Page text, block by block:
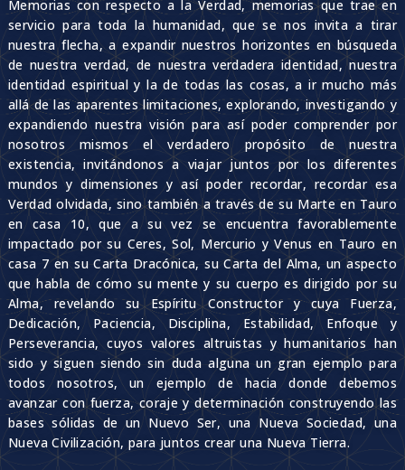
Memorias con respecto a la Verdad, memorias que trae en
servicio para toda la humanidad, que se nos invita a tirar
nuestra flecha, a expandir nuestros horizontes en búsqueda
de nuestra verdad, de nuestra verdadera identidad, nuestra
identidad espiritual y la de todas las cosas, a ir mucho más
allá de las aparentes limitaciones, explorando, investigando y
expandiendo nuestra visión para así poder comprender por
nosotros mismos el verdadero propósito de nuestra
existencia, invitándonos a viajar juntos por los diferentes
mundos y dimensiones y así poder recordar, recordar esa
Verdad olvidada, sino también a través de su Marte en Tauro
en casa 10, que a su vez se encuentra favorablemente
impactado por su Ceres, Sol, Mercurio y Venus en Tauro en
casa 7 en su Carta Dracónica, su Carta del Alma, un aspecto
que habla de cómo su mente y su cuerpo es dirigido por su
Alma, revelando su Espíritu Constructor y cuya Fuerza,
Dedicación, Paciencia, Disciplina, Estabilidad, Enfoque y
Perseverancia, cuyos valores altruistas y humanitarios han
sido y siguen siendo sin duda alguna un gran ejemplo para
todos nosotros, un ejemplo de hacia donde debemos
avanzar con fuerza, coraje y determinación construyendo las
bases sólidas de un Nuevo Ser, una Nueva Sociedad, una
Nueva Civilización, para juntos crear una Nueva Tierra.